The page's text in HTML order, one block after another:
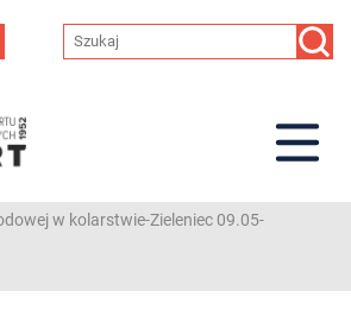
w kolarstwie-Zieleniec 09.05-